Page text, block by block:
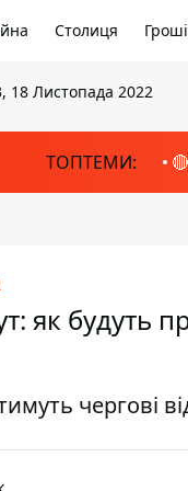
Столиця Гроші
18 Листопада 2022
ТОПТЕМИ:
як будуть
чергові